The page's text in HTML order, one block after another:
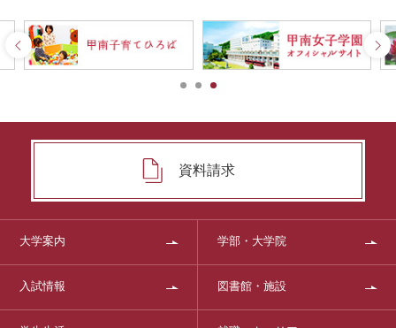
資料請求
大学案内 学部・大学院
入試情報 図書館・施設